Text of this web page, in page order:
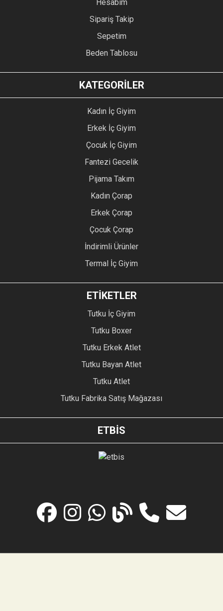
Hesabım
Sipariş Takip
Sepetim
Beden Tablosu
KATEGORİLER
Kadın İç Giyim
Erkek İç Giyim
Çocuk İç Giyim
Fantezi Gecelik
Pijama Takım
Kadın Çorap
Erkek Çorap
Çocuk Çorap
İndirimli Ürünler
Termal İç Giyim
ETİKETLER
Tutku İç Giyim
Tutku Boxer
Tutku Erkek Atlet
Tutku Bayan Atlet
Tutku Atlet
Tutku Fabrika Satış Mağazası
ETBİS